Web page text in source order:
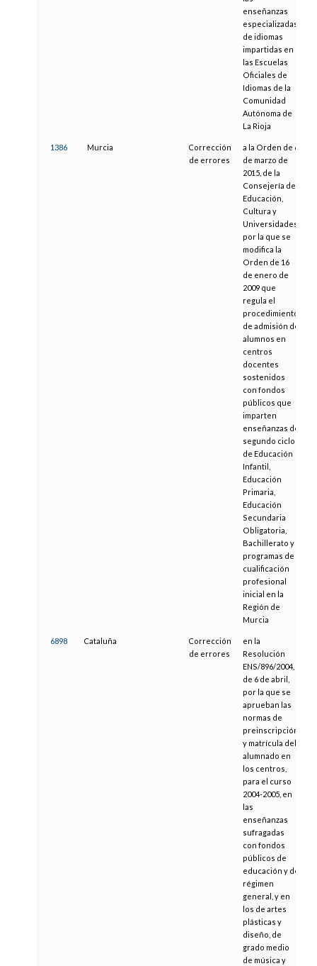
enseñanzas
especializadas
de idiomas
impartidas en
las Escuelas
Oficiales de
Idiomas de la
Comunidad
Autónoma de
La Rioja
1386 Murcia
Corrección
de errores
a la Orden de 6
de marzo de
2015, de la
Consejería de
Educación,
Cultura y
Universidades,
por la que se
modifica la
Orden de 16
de enero de
2009 que
regula el
procedimiento
de admisión de
alumnos en
centros
docentes
sostenidos
con fondos
públicos que
imparten
enseñanzas de
segundo ciclo
de Educación
Infantil,
Educación
Primaria,
Educación
Secundaria
Obligatoria,
Bachillerato y
programas de
cualificación
profesional
inicial en la
Región de
Murcia
6898 Cataluña
Corrección
de errores
en la
Resolución
ENS/896/2004,
de 6 de abril,
por la que se
aprueban las
normas de
preinscripción
y matrícula del
alumnado en
los centros,
para el curso
2004-2005, en
las
enseñanzas
sufragadas
con fondos
públicos de
educación y de
régimen
general, y en
los de artes
plásticas y
diseño, de
grado medio
de música y